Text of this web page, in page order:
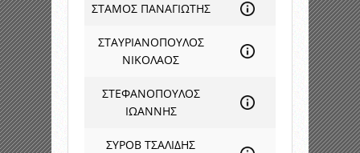
ΣΤΑΜΟΣ ΠΑΝΑΓΙΩΤΗΣ
ΣΤΑΥΡΙΑΝΟΠΟΥΛΟΣ
ΝΙΚΟΛΑΟΣ
ΣΤΕΦΑΝΟΠΟΥΛΟΣ
ΙΩΑΝΝΗΣ
ΣΥΡΟΒ ΤΣΑΛΙΔΗΣ